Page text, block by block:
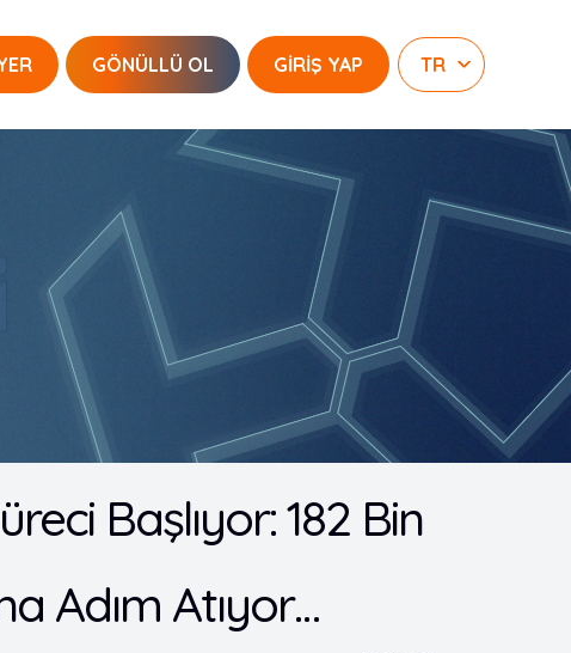
GÖNÜLLÜ OL GİRİŞ YAP
Başlıyor: 182 Bin
Adım Atıyor…